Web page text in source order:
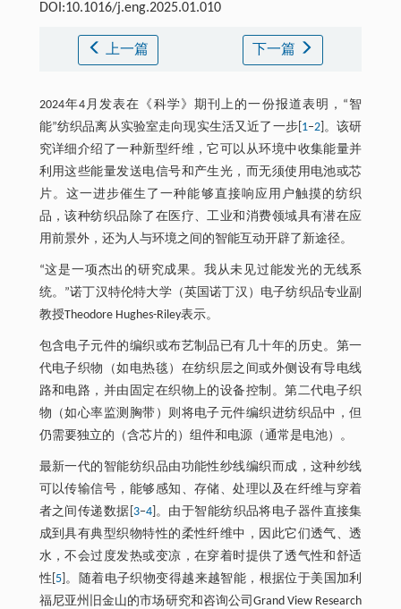
DOI:10.1016/j.eng.2025.01.010
上一篇 下一篇
2024年4月发表在《科学》期刊上的一份报道表明，“智
能”纺织品离从实验室走向现实生活又近了一步[ 1‒2]。该研
究详细介绍了一种新型纤维，它可以从环境中收集能量并
利用这些能量发送电信号和产生光，而无须使用电池或芯
片。这一进步催生了一种能够直接响应用户触摸的纺织
品，该种纺织品除了在医疗、工业和消费领域具有潜在应
用前景外，还为人与环境之间的智能互动开辟了新途径。
“这是一项杰出的研究成果。我从未见过能发光的无线系
统。”诺丁汉特伦特大学（英国诺丁汉）电子纺织品专业副
教授Theodore Hughes-Riley表示。
包含电子元件的编织或布艺制品已有几十年的历史。第一
代电子织物（如电热毯）在纺织层之间或外侧设有导电线
路和电路，并由固定在织物上的设备控制。第二代电子织
物（如心率监测胸带）则将电子元件编织进纺织品中，但
仍需要独立的（含芯片的）组件和电源（通常是电池）。
最新一代的智能纺织品由功能性纱线编织而成，这种纱线
可以传输信号，能够感知、存储、处理以及在纤维与穿着
者之间传递数据[ 3‒4]。由于智能纺织品将电子器件直接集
成到具有典型织物特性的柔性纤维中，因此它们透气、透
水，不会过度发热或变凉，在穿着时提供了透气性和舒适
性[ 5 ]。随着电子织物变得越来越智能，根据位于美国加利
福尼亚州旧金山的市场研究和咨询公司Grand View Research